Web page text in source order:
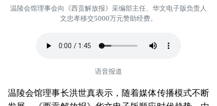
温陵会馆理事会向《西贡解放报》采编部主任、华文电子版负责人
文忠孝移交5000万元赞助经费。
语音报道
温陵会馆理事长洪世真表示，随着媒体传播模式不断